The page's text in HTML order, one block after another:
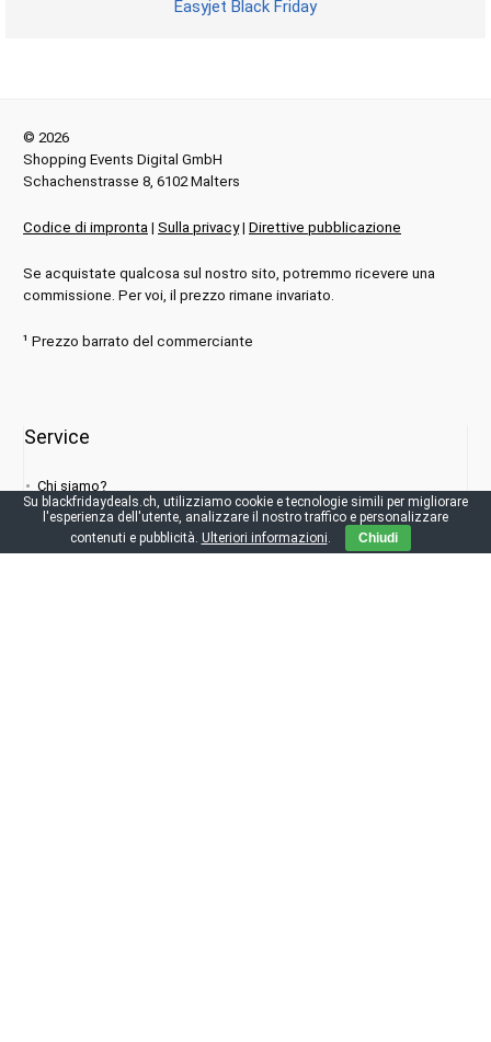
Easyjet Black Friday
© 2026
Shopping Events Digital GmbH
Schachenstrasse 8, 6102 Malters
Codice di impronta | Sulla privacy| Direttive pubblicazione
Se acquistate qualcosa sul nostro sito, potremmo ricevere una
commissione. Per voi, il prezzo rimane invariato.
¹ Prezzo barrato del commerciante
Service
Chi siamo?
Stampa
Contattaci
Su blackfridaydeals.ch, utilizziamo cookie e tecnologie simili per migliorare
l'esperienza dell'utente, analizzare il nostro traffico e personalizzare
contenuti e pubblicità. Ulteriori informazioni. Chiudi